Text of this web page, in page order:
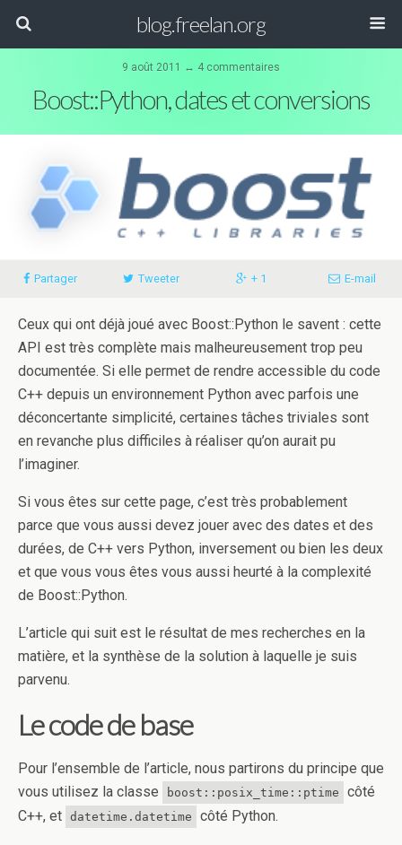
blog.freelan.org
9 août 2011 ↔ 4 commentaires
Boost::Python, dates et conversions
Partager Tweeter + 1 E-mail
Ceux qui ont déjà joué avec Boost::Python le savent : cette
API est très complète mais malheureusement trop peu
documentée. Si elle permet de rendre accessible du code
C++ depuis un environnement Python avec parfois une
déconcertante simplicité, certaines tâches triviales sont
en revanche plus difficiles à réaliser qu’on aurait pu
l’imaginer.
Si vous êtes sur cette page, c’est très probablement
parce que vous aussi devez jouer avec des dates et des
durées, de C++ vers Python, inversement ou bien les deux
et que vous vous êtes vous aussi heurté à la complexité
de Boost::Python.
L’article qui suit est le résultat de mes recherches en la
matière, et la synthèse de la solution à laquelle je suis
parvenu.
Le code de base
Pour l’ensemble de l’article, nous partirons du principe que
vous utilisez la classe
boost::posix_time::ptime
côté
C++, et datetime.datetime côté Python.